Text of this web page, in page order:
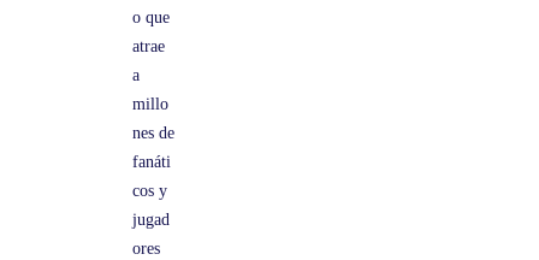
M
u
d
o
o que
atrae
a
millo
nes de
fanáti
cos y
jugad
ores